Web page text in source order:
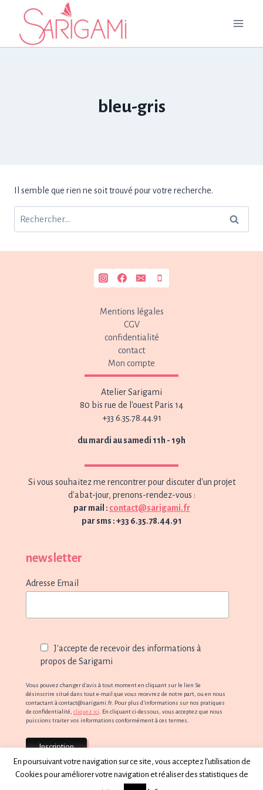
contenu
bleu-gris
Il semble que rien ne soit trouvé pour votre recherche.
Mentions légales
CGV
confidentialité
contact
Mon compte
Atelier Sarigami
80 bis rue de l'ouest Paris 14
+33 6.35.78.44.91
du mardi au samedi 11h - 19h
Si vous souhaitez me rencontrer pour discuter d'un projet
d'abat-jour, prenons-rendez-vous :
par mail : contact@sarigami.fr
par sms : +33 6.35.78.44.91
newsletter
Adresse Email
J'accepte de recevoir des informations à
propos de Sarigami
Vous pouvez changer d'avis à tout moment en cliquant sur le lien Se
désinscrire situé dans tout e-mail que vous recevrez de notre part, ou en nous
contactant à contact@sarigami.fr. Pour plus d'informations sur nos pratiques
de confidentialité, cliquez ici. En cliquant ci-dessous, vous acceptez que nous
puissions traiter vos informations conformément à ces termes.
En poursuivant votre navigation sur ce site, vous acceptez l’utilisation de
Cookies pour améliorer votre navigation et réaliser des statistiques de